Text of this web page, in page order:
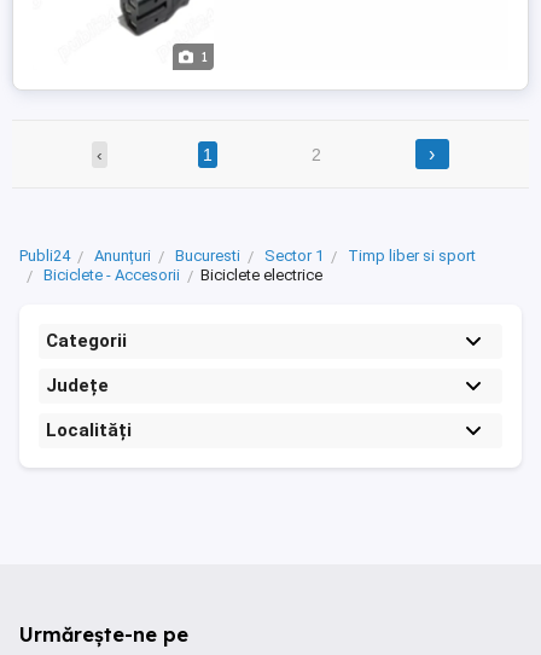
1
‹ 1 2 ›
Publi24 Anunțuri Bucuresti Sector 1
Timp liber si sport
Biciclete - Accesorii
Biciclete electrice
Categorii
Județe
Localități
Urmărește-ne pe